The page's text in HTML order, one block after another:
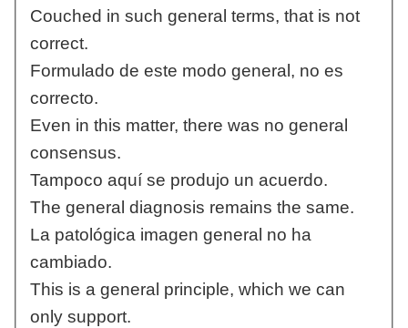
Couched in such general terms, that is not
correct.
Formulado de este modo general, no es
correcto.
Even in this matter, there was no general
consensus.
Tampoco aquí se produjo un acuerdo.
The general diagnosis remains the same.
La patológica imagen general no ha
cambiado.
This is a general principle, which we can
only support.